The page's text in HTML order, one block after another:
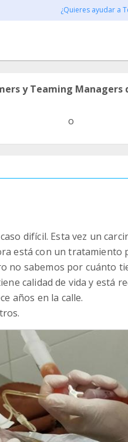
¿Quieres ayudar a
y Teaming Managers
o
difícil. Esta vez un
está con un
no sabemos por cuánto
calidad de vida y está
años en la calle.